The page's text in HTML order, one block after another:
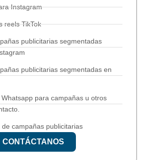
Instagram
reels TikTok
publicitarias segmentadas
publicitarias segmentadas en
para campañas u otros
campañas publicitarias
CONTÁCTANOS